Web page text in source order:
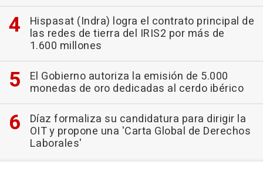
Hispasat (Indra) logra el contrato principal de
las redes de tierra del IRIS2 por más de
1.600 millones
El Gobierno autoriza la emisión de 5.000
monedas de oro dedicadas al cerdo ibérico
Díaz formaliza su candidatura para dirigir la
OIT y propone una 'Carta Global de Derechos
Laborales'